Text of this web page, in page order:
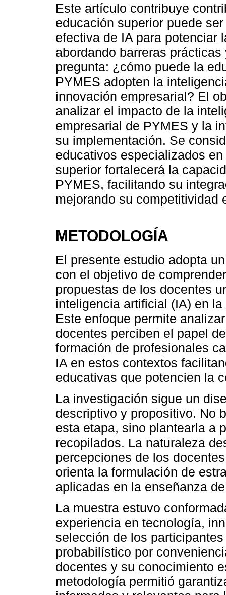
Este artículo contribuye
educación superior puede
efectiva de IA para potenciar
abordando barreras
pregunta: ¿cómo puede la
PYMES adopten la
innovación empresarial? El
analizar el impacto de la
empresarial de PYMES y la
su implementación. Se
educativos especializados
superior fortalecerá la
PYMES, facilitando su
mejorando su competitividad
METODOLOGÍA
El presente estudio adopta
con el objetivo de
propuestas de los docentes
inteligencia artificial (IA) en
Este enfoque permite
docentes perciben el papel
formación de profesionales
IA en estos contextos
educativas que potencien la
La investigación sigue un
descriptivo y propositivo. No
esta etapa, sino plantearla a
recopilados. La naturaleza
percepciones de los
orienta la formulación de
aplicadas en la enseñanza
La muestra estuvo
experiencia en tecnología,
selección de los
probabilístico por
docentes y su conocimiento
metodología permitió